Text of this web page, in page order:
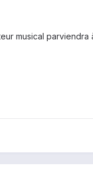
musical parviendra